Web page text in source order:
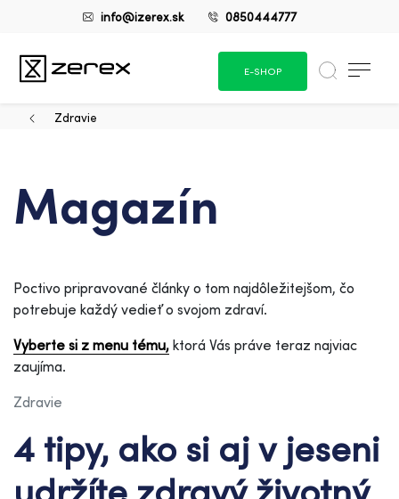
info@izerex.sk 0850444777
E-SHOP
Zdravie
Magazín
Poctivo pripravované články o tom najdôležitejšom, čo
potrebuje každý vedieť o svojom zdraví.
Vyberte si z menu tému, ktorá Vás práve teraz najviac
zaujíma.
Zdravie
4 tipy, ako si aj v jeseni